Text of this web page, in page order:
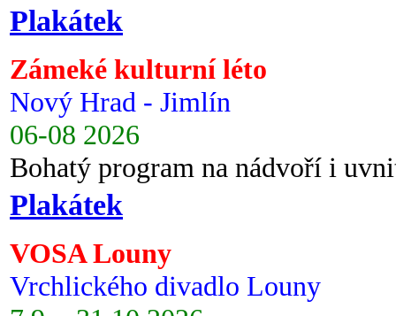
Plakátek
Zámeké kulturní léto
Nový Hrad - Jimlín
06-08 2026
Bohatý program na nádvoří i
Plakátek
VOSA Louny
Vrchlického divadlo Louny